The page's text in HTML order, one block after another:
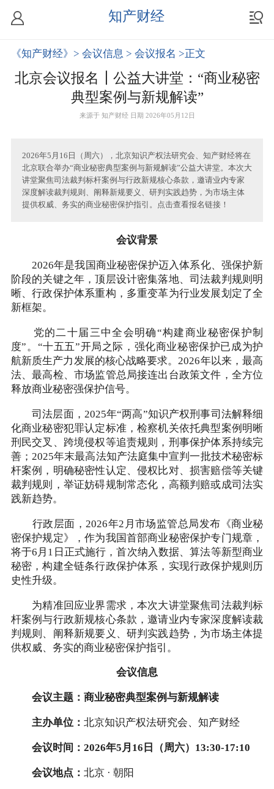
知产财经
《知产财经》 > 会议信息 > 会议报名 >正文
北京会议报名┃公益大讲堂：“商业秘密
典型案例与新规解读”
来源于 知产财经 日期 2026年05月12日
2026年5月16日（周六），北京知识产权法研究会、知产财经将在
北京联合举办“商业秘密典型案例与新规解读”公益大讲堂。本次大
讲堂聚焦司法裁判标杆案例与行政新规核心条款，邀请业内专家
深度解读裁判规则、阐释新规要义、研判实践趋势，为市场主体
提供权威、务实的商业秘密保护指引。点击查看报名链接！
会议背景
2026年是我国商业秘密保护迈入体系化、强保护新
阶段的关键之年，顶层设计密集落地、司法裁判规则明
晰、行政保护体系重构，多重变革为行业发展划定了全
新框架。
党的二十届三中全会明确“构建商业秘密保护制
度”。“十五五”开局之际，强化商业秘密保护已成为护
航新质生产力发展的核心战略要求。2026年以来，最高
法、最高检、市场监管总局接连出台政策文件，全方位
释放商业秘密强保护信号。
司法层面，2025年“两高”知识产权刑事司法解释细
化商业秘密犯罪认定标准，检察机关依托典型案例明晰
刑民交叉、跨境侵权等追责规则，刑事保护体系持续完
善；2025年末最高法知产法庭集中宣判一批技术秘密标
杆案例，明确秘密性认定、侵权比对、损害赔偿等关键
裁判规则，举证妨碍规制常态化，高额判赔或成司法实
践新趋势。
行政层面，2026年2月市场监管总局发布《商业秘
密保护规定》，作为我国首部商业秘密保护专门规章，
将于6月1日正式施行，首次纳入数据、算法等新型商业
秘密，构建全链条行政保护体系，实现行政保护规则历
史性升级。
为精准回应业界需求，本次大讲堂聚焦司法裁判标
杆案例与行政新规核心条款，邀请业内专家深度解读裁
判规则、阐释新规要义、研判实践趋势，为市场主体提
供权威、务实的商业秘密保护指引。
会议信息
会议主题：商业秘密典型案例与新规解读
主办单位： 北京知识产权法研究会、知产财经
会议时间：2026年5月16日（周六）13:30-17:10
会议地点： 北京 · 朝阳